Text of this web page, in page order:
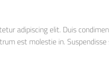
adipiscing elit. Duis
est molestie in.